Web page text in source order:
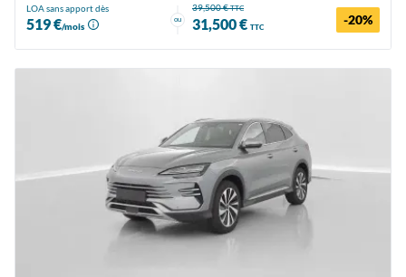
LOA sans apport dès
519 €/mois
ou
39,500 €TTC
31,500 € TTC -20%